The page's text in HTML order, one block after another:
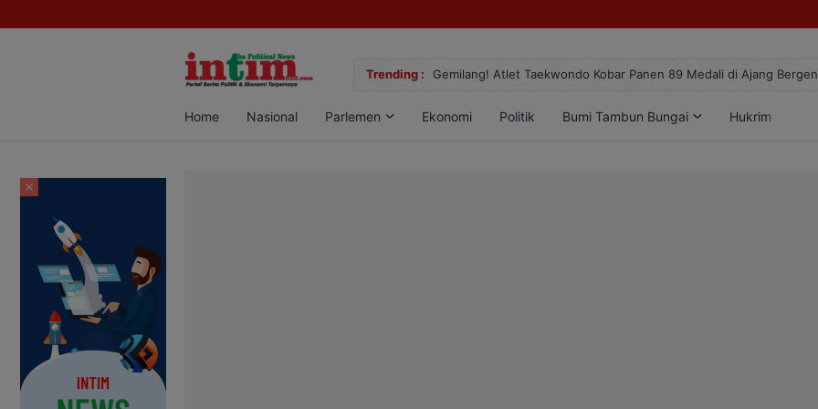
Trending :
Sabu di Pangkalan Bun, Dua Pelaku Diamankan Gemilang! Atlet Taekwondo Kobar Panen 89 Medali di Ajang
Home Nasional Parlemen Ekonomi Politik Bumi Tambun Bungai Hukrim